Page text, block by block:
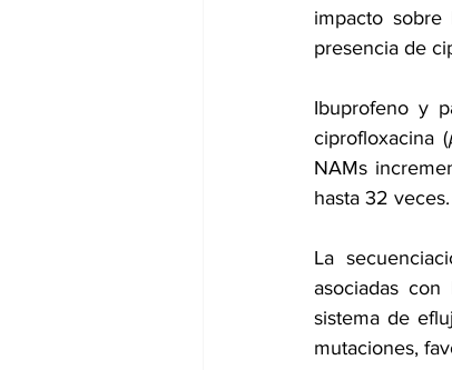
impacto
presencia de
Ibuprofeno y
ciprofloxacina (
NAMs
hasta 32 veces.
La
asociadas con
sistema de
mutaciones,